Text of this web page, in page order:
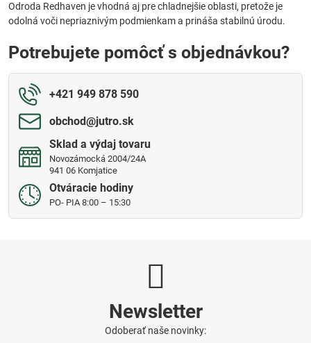
Odroda Redhaven je vhodná aj pre chladnejšie oblasti, pretože je
odolná voči nepriaznivým podmienkam a prináša stabilnú úrodu.
Potrebujete pomôcť s objednávkou?
+421 949 878 590
obchod​@jutro​.sk
Sklad a výdaj tovaru
Novozámocká 2004/24A
941 06 Komjatice
Otváracie hodiny
PO- PIA 8:00 – 15:30
Newsletter
Odoberať naše novinky: